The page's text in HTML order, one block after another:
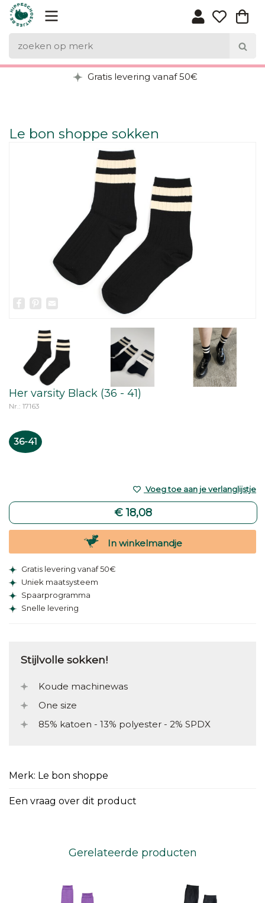
Gratis levering vanaf 50€
Le bon shoppe sokken
Facebook
Pinterest
Her varsity Black (36 - 41)
Nr.: 17163
36-41
€ 18,08
Voeg toe aan je verlanglijstje
In winkelmandje
Gratis levering vanaf 50€
Uniek maatsysteem
Spaarprogramma
Snelle levering
Stijlvolle sokken!
Koude machinewas
One size
85% katoen - 13% polyester - 2% SPDX
Merk: Le bon shoppe
Een vraag over dit product
Gerelateerde producten